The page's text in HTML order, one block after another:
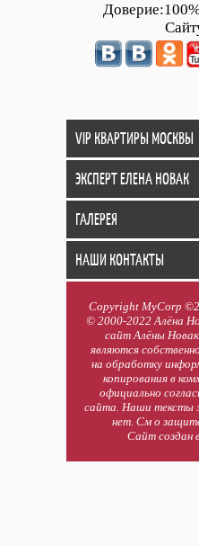
VIP КВАРТИРЫ МОСКВЫ
ЭКСПЕРТ ЕЛЕНА НОВАК
ГАЛЕРЕЯ
НАШИ КОНТАКТЫ
Copyright MyCorp
© 2000-2022 Алёна
сайт Алёны
являются
на обработку
копирования в
официально
сайта. Наши тексты
нет. См о
Сайт создан